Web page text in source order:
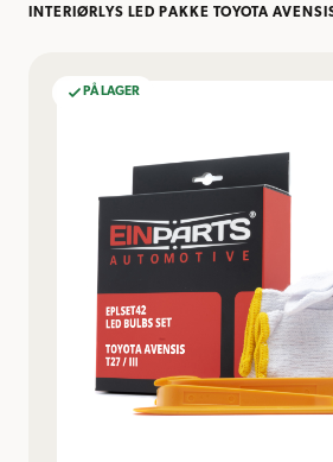
INTERIØRLYS LED PAKKE TOYOTA
PÅ LAGER